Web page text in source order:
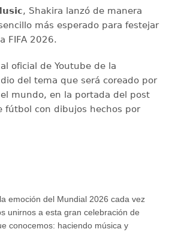
, Shakira lanzó de manera
más esperado para festejar
FIFA 2026.
oficial de Youtube de la
del tema que será coreado por
mundo, en la portada del post
fútbol con dibujos hechos por
emoción del Mundial 2026 cada vez
unirnos a esta gran celebración de
conocemos: haciendo música y